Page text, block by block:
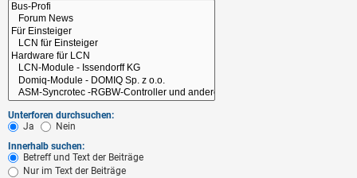
Unterforen durchsuchen:
Ja
Nein
Innerhalb suchen:
Betreff und Text der Beiträge
Nur im Text der Beiträge